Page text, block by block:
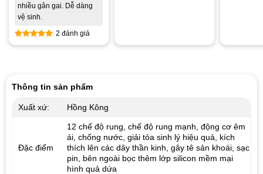
Được xếp
nhiều gân gai. Dễ dàng
vệ sinh.
2 đánh giá
Thông tin sản phẩm
Xuất xứ: Hồng Kông
Đặc điểm
12 chế độ rung, chế độ rung mạnh, động cơ êm
ái, chống nước, giải tỏa sinh lý hiệu quả, kích
thích lên các dây thần kinh, gây tê sản khoái, sạc
pin, bên ngoài bọc thêm lớp silicon mềm mại
hình quả dứa